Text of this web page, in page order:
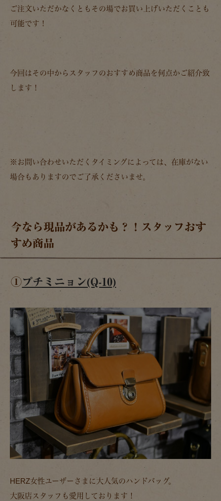
ご注文いただかなくともその場でお買い上げいただくことも
可能です！
今回はその中からスタッフのおすすめ商品を何点かご紹介致
します！
※お問い合わせいただくタイミングによっては、在庫がない
場合もありますのでご了承くださいませ。
今なら現品があるかも？！スタッフおす
すめ商品
①プチミニョン(Q-10)
HERZ女性ユーザーさまに大人気のハンドバッグ。
大阪店スタッフも愛用しております！